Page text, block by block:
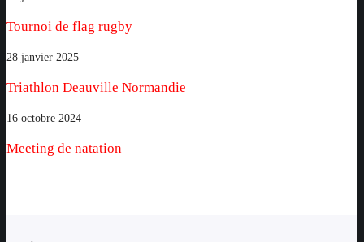
2015
flag
rugby
Tournoi de flag rugby
Triathlon
Normandie
28 janvier 2025
Triathlon Deauville Normandie
Meeting
natation
16 octobre 2024
Meeting de natation